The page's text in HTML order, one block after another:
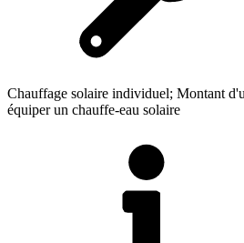
Chauffage solaire individuel; Montant
équiper un chauffe-eau solaire